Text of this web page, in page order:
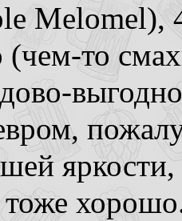
Melomel),
то
тоже